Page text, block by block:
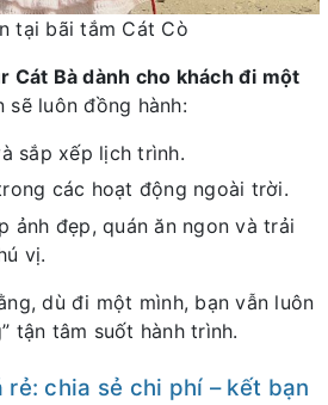
tại bãi tắm Cát Cò
Cát Bà dành cho khách đi một
sẽ luôn đồng hành:
sắp xếp lịch trình.
các hoạt động ngoài trời.
ảnh đẹp, quán ăn ngon và trải
vị.
dù đi một mình, bạn vẫn luôn
tận tâm suốt hành trình.
rẻ: chia sẻ chi phí – kết bạn